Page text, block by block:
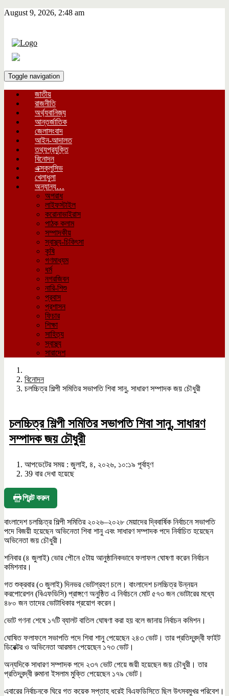
August 9, 2026, 2:48 am
Toggle navigation
জাতীয়
রাজনীতি
অর্থ্যবানিজ্য
আন্তর্জাতিক
জেলাসংবাদ
আইন-আদালত
তথ্যপ্রযুক্তি
বিনোদন
এক্সক্লুসিভ
খেলাধুলা
অন্যান্য…
অপরাধ
লাইফস্টাইল
করোনাভাইরাস
পাঠক কলাম
সম্পাদকীয়
স্বাস্থ্য-চিকিৎসা
কৃষি
গণমাধ্যম
ধর্ম
নগরজিবন
নারি-শিশু
প্রবাস
প্রশাসন
ফিচার
শিক্ষা
সাহিত্য
স্বাস্থ্য
সারাদেশ
বিনোদন
চলচ্চিত্র শিল্পী সমিতির সভাপতি শিবা সানু, সাধারণ সম্পাদক জয় চৌধুরী
চলচ্চিত্র শিল্পী সমিতির সভাপতি শিবা সানু, সাধারণ
সম্পাদক জয় চৌধুরী
আপডেটের সময় : জুলাই, ৪, ২০২৬, ১০:১৯ পূর্বাহ্ণ
39 বার দেখা হয়েছে
প্রিন্ট করুন
বাংলাদেশ চলচ্চিত্র শিল্পী সমিতির ২০২৬–২০২৮ মেয়াদের দ্বিবার্ষিক নির্বাচনে সভাপতি
পদে বিজয়ী হয়েছেন অভিনেতা শিবা শানু এবং সাধারণ সম্পাদক পদে নির্বাচিত হয়েছেন
অভিনেতা জয় চৌধুরী।
শনিবার (৪ জুলাই) ভোর পৌনে ৫টায় আনুষ্ঠানিকভাবে ফলাফল ঘোষণা করেন নির্বাচন
কমিশনার।
গত শুক্রবার (৩ জুলাই) দিনভর ভোটগ্রহণ চলে। বাংলাদেশ চলচ্চিত্র উন্নয়ন
করপোরেশন (বিএফডিসি) প্রাঙ্গণে অনুষ্ঠিত এ নির্বাচনে মোট ৫৭৩ জন ভোটারের মধ্যে
৪৮০ জন তাদের ভোটাধিকার প্রয়োগ করেন।
ভোট গণনা শেষে ১৭টি ব্যালট বাতিল ঘোষণা করা হয় বলে জানায় নির্বাচন কমিশন।
ঘোষিত ফলাফলে সভাপতি পদে শিবা শানু পেয়েছেন ২৪৩ ভোট। তার প্রতিদ্বন্দ্বী ফাইট
ডিরেক্টর ও অভিনেতা আরমান পেয়েছেন ১৭৩ ভোট।
অন্যদিকে সাধারণ সম্পাদক পদে ২৩৭ ভোট পেয়ে জয়ী হয়েছেন জয় চৌধুরী। তার
প্রতিদ্বন্দ্বী রুমানা ইসলাম মুক্তি পেয়েছেন ১৭৯ ভোট।
এবারের নির্বাচনকে ঘিরে গত কয়েক সপ্তাহ ধরেই বিএফডিসিতে ছিল উৎসবমুখর পরিবেশ।